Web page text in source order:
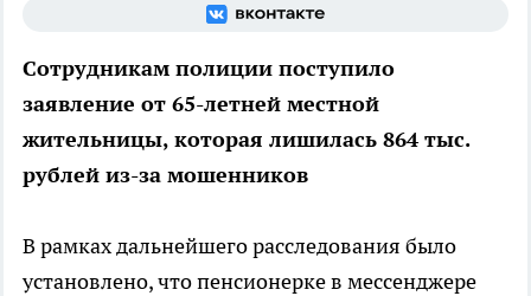
Сотрудникам полиции поступило
заявление от 65-летней местной
жительницы, которая лишилась 864 тыс.
рублей из-за мошенников
В рамках дальнейшего расследования было
установлено, что пенсионерке в мессенджере